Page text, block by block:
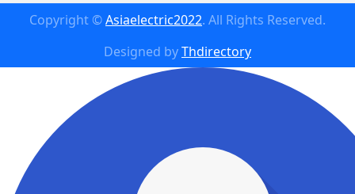
Copyright ©Asiaelectric2022. All Rights Reserved.
Designed byThdirectory